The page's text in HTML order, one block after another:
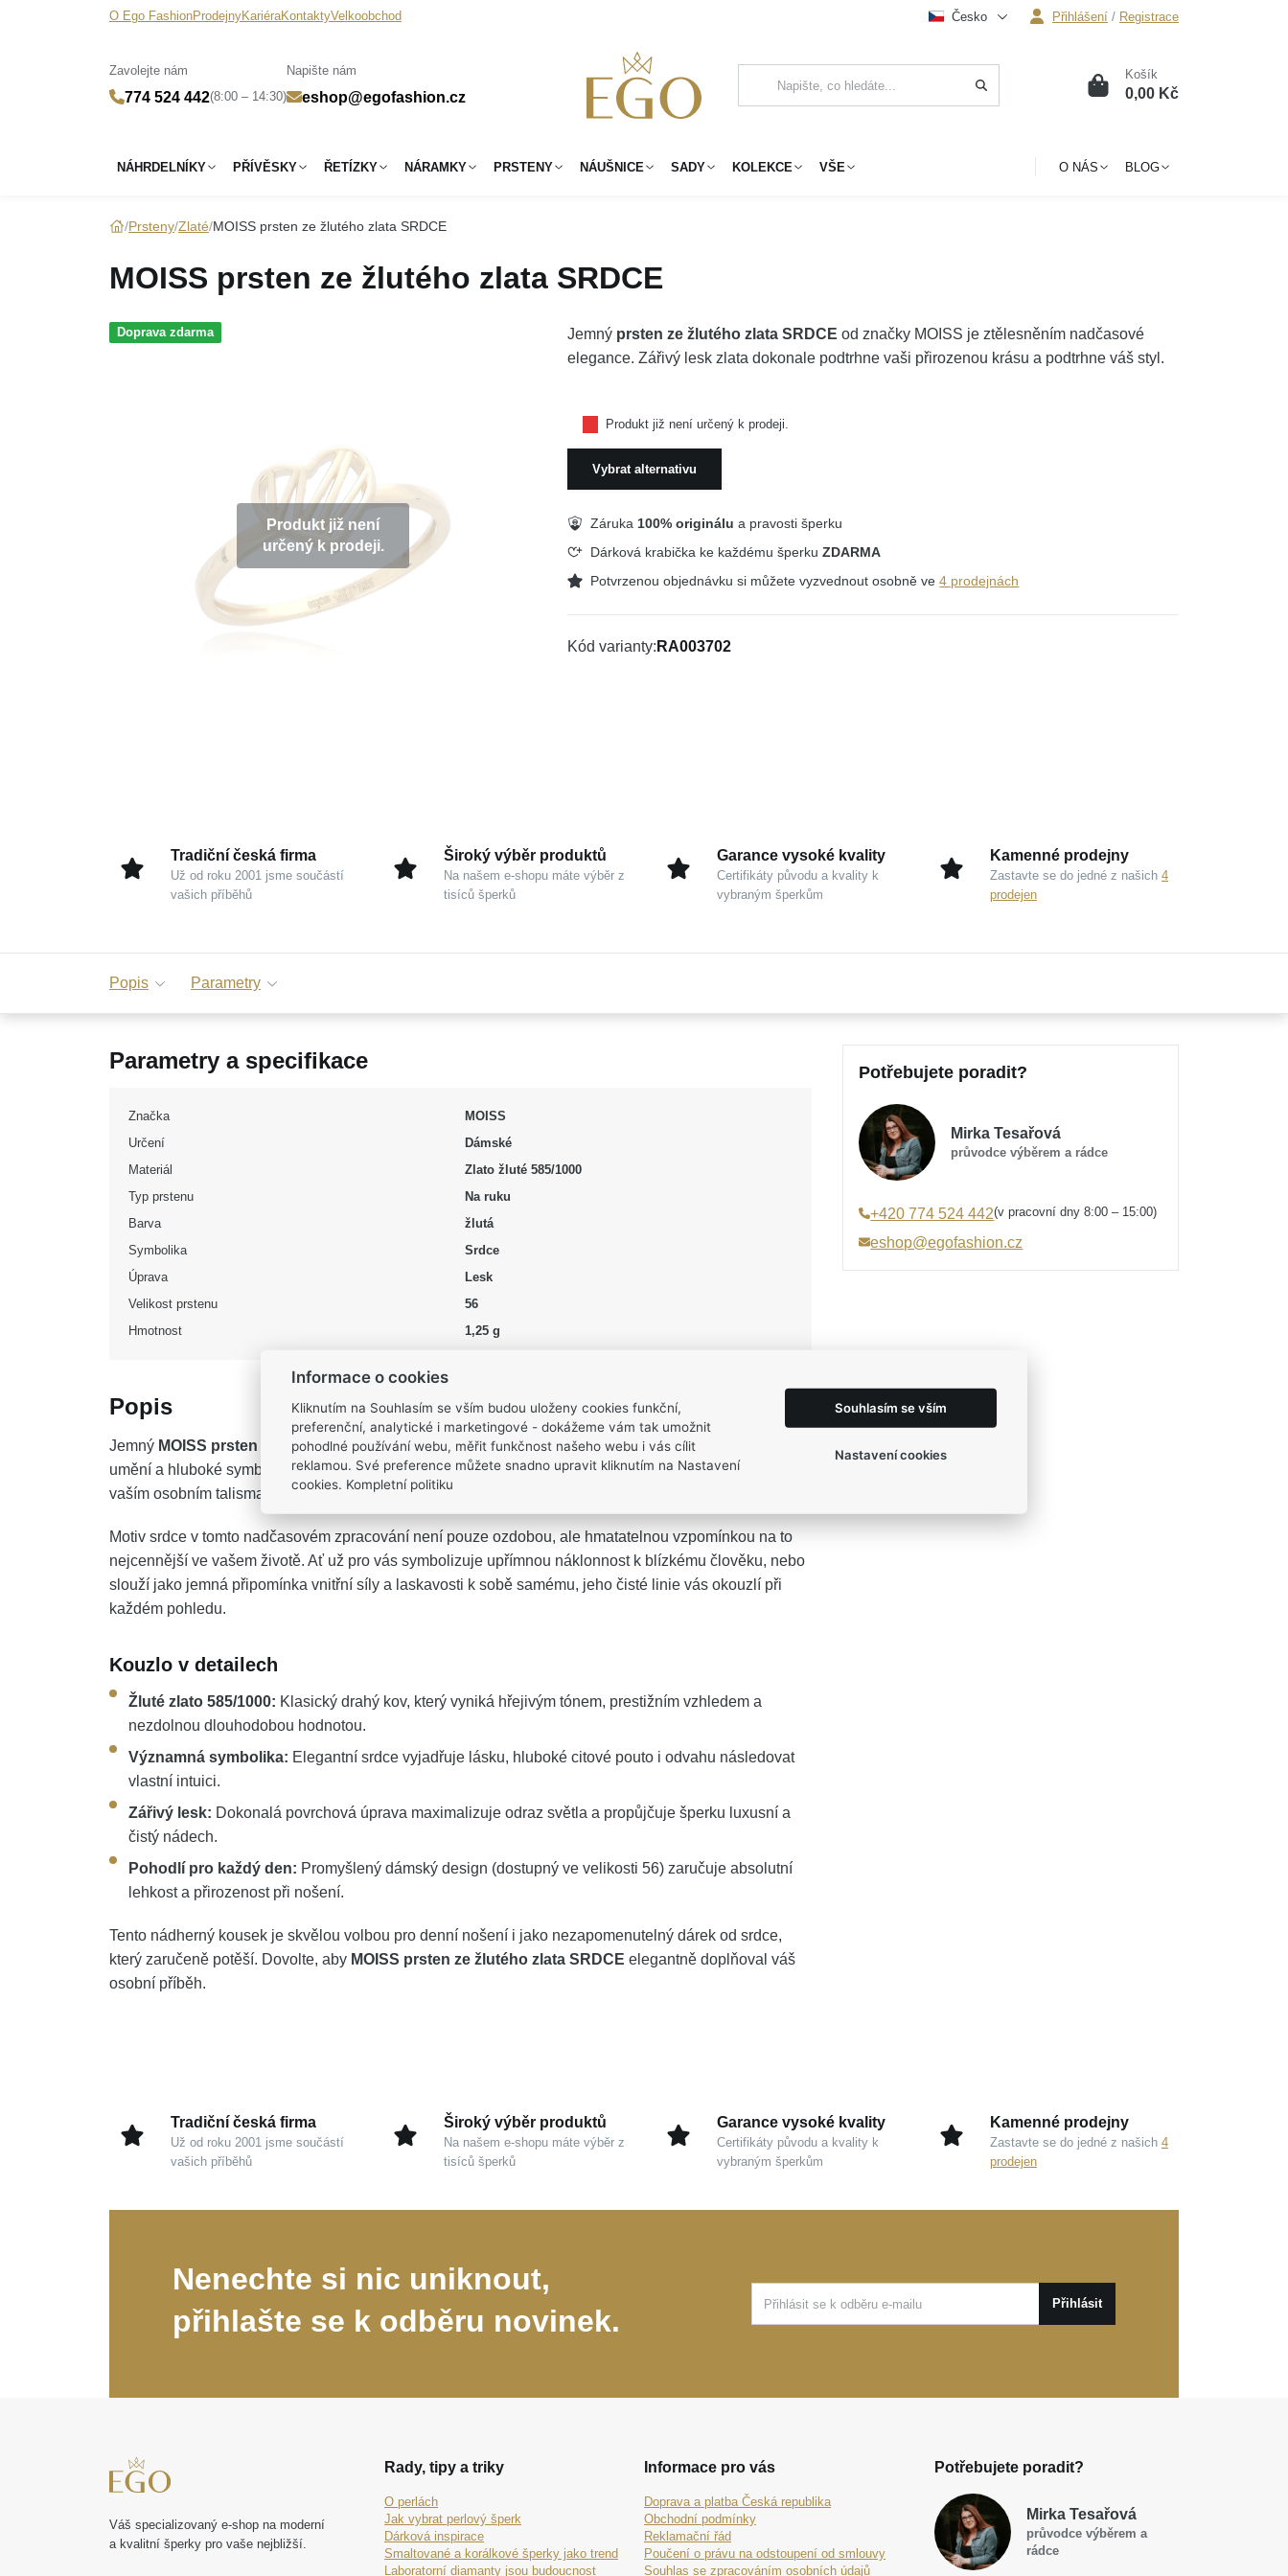
O Ego FashionProdejnyKariéraKontaktyVelkoobchod
Zavolejte nám
774 524 442(8:00 – 14:30)
Napište nám
eshop@egofashion.cz
Česko Přihlášení / Registrace
0 Košík
0,00 Kč
NÁHRDELNÍKY PŘÍVĚSKY ŘETÍZKY NÁRAMKY PRSTENY NÁUŠNICE SADY KOLEKCE VŠE O NÁS BLOG
Prsteny Zlaté MOISS prsten ze žlutého zlata SRDCE
MOISS prsten ze žlutého zlata SRDCE
Doprava zdarma
Produkt již není
určený k prodeji.
Jemný prsten ze žlutého zlata SRDCE od značky MOISS je ztělesněním nadčasové
elegance. Zářivý lesk zlata dokonale podtrhne vaši přirozenou krásu a podtrhne váš styl.
Produkt již není určený k prodeji.
Vybrat alternativu
Záruka 100% originálu a pravosti šperku
Dárková krabička ke každému šperkuZDARMA
Potvrzenou objednávku si můžete vyzvednout osobně ve4 prodejnách
Kód varianty RA003702
Tradiční česká firma
Už od roku 2001 jsme součástí
vašich příběhů
Široký výběr produktů
Na našem e-shopu máte výběr z
tisíců šperků
Garance vysoké kvality
Certifikáty původu a kvality k
vybraným šperkům
Kamenné prodejny
Zastavte se do jedné z našich 4
prodejen
Popis Parametry
Parametry a specifikace
Značka
MOISS
Určení
Dámské
Materiál
Zlato žluté 585/1000
Typ prstenu
Na ruku
Barva
žlutá
Symbolika
Srdce
Úprava
Lesk
Velikost prstenu
56
Hmotnost
1,25 g
Popis
Jemný MOISS prsten ze žlutého zlata SRDCEpředstavuje elegantní spojení tradičního šperkařského
umění a hluboké symboliky. Jeho hřejivý zlatavý odstín přirozeně splyne s vaší pokožkou a stane se
vaším osobním talismanem, který dodá každému dni punc výjimečnosti.
Motiv srdce v tomto nadčasovém zpracování není pouze ozdobou, ale hmatatelnou vzpomínkou na to
nejcennější ve vašem životě. Ať už pro vás symbolizuje upřímnou náklonnost k blízkému člověku, nebo
slouží jako jemná připomínka vnitřní síly a laskavosti k sobě samému, jeho čisté linie vás okouzlí při
každém pohledu.
Kouzlo v detailech
Žluté zlato 585/1000: Klasický drahý kov, který vyniká hřejivým tónem, prestižním vzhledem a
nezdolnou dlouhodobou hodnotou.
Významná symbolika: Elegantní srdce vyjadřuje lásku, hluboké citové pouto i odvahu následovat
vlastní intuici.
Zářivý lesk: Dokonalá povrchová úprava maximalizuje odraz světla a propůjčuje šperku luxusní a
čistý nádech.
Pohodlí pro každý den: Promyšlený dámský design (dostupný ve velikosti 56) zaručuje absolutní
lehkost a přirozenost při nošení.
Tento nádherný kousek je skvělou volbou pro denní nošení i jako nezapomenutelný dárek od srdce,
který zaručeně potěší. Dovolte, aby MOISS prsten ze žlutého zlata SRDCE elegantně doplňoval váš
osobní příběh.
Potřebujete poradit?
Mirka Tesařová
průvodce výběrem a rádce
+420 774 524 442(v pracovní dny 8:00 – 15:00)
eshop@egofashion.cz
Tradiční česká firma
Už od roku 2001 jsme součástí
vašich příběhů
Široký výběr produktů
Na našem e-shopu máte výběr z
tisíců šperků
Garance vysoké kvality
Certifikáty původu a kvality k
vybraným šperkům
Kamenné prodejny
Zastavte se do jedné z našich 4
prodejen
Nenechte si nic uniknout,
přihlašte se k odběru novinek.
Přihlásit
Váš specializovaný e-shop na moderní
a kvalitní šperky pro vaše nejbližší.
Rady, tipy a triky
O perlách
Jak vybrat perlový šperk
Dárková inspirace
Smaltované a korálkové šperky jako trend
Laboratorní diamanty jsou budoucnost
Informace pro vás
Doprava a platba Česká republika
Obchodní podmínky
Reklamační řád
Poučení o právu na odstoupení od smlouvy
Souhlas se zpracováním osobních údajů
Potřebujete poradit?
Mirka Tesařová
průvodce výběrem a
rádce
Informace o cookies
Kliknutím na Souhlasím se vším budou uloženy cookies funkční,
preferenční, analytické i marketingové - dokážeme vám tak umožnit
pohodlné používání webu, měřit funkčnost našeho webu i vás cílit
reklamou. Své preference můžete snadno upravit kliknutím na Nastavení
cookies. Kompletní politiku
Souhlasím se vším
Nastavení cookies